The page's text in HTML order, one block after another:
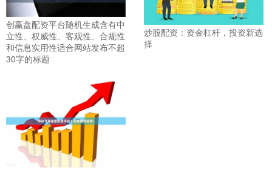
创赢盘配资平台随机生成含有中
立性、权威性、客观性、合规性
和信息实用性适合网站发布不超
30字的标题
炒股配资：资金杠杆，投资新选
择